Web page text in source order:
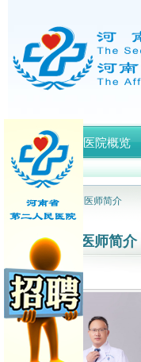
首页 医院概览
网站首页 > 医师简介
医师简介